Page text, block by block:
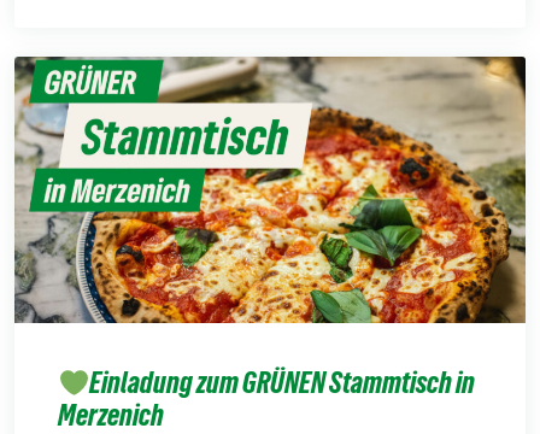
Einladung zum GRÜNEN Stammtisch in
Merzenich